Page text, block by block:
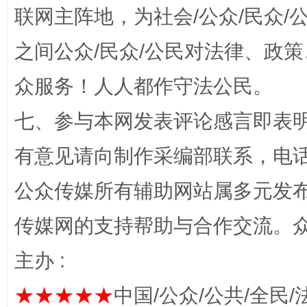
网上购药对药下症？
这是一记警钟！ 谢
联网主阵地，为社会/公众/民众/
之间公众/民众/公民对法律、政
众服务！人人都作守法公民。
七、参与本网发表评论感言即表
有意见请向制作采编部联系，电
公众传媒所有辅助网站属多元发
传媒网的支持帮助与合作交流。
主办 :
★★★★★中国/公众/公共/全民/